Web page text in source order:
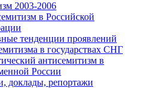
2003-2006
в Российской
тенденции проявлений
в государствах СНГ
антисемитизм в
России
доклады, репортажи